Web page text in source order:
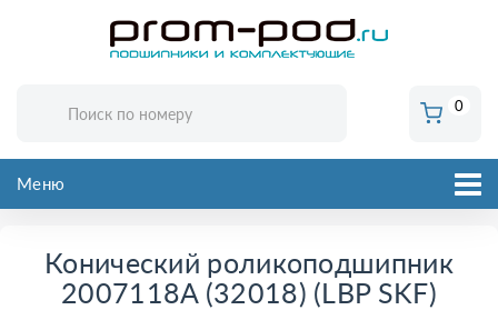
0
Меню
Конический роликоподшипник
2007118A (32018) (LBP SKF)